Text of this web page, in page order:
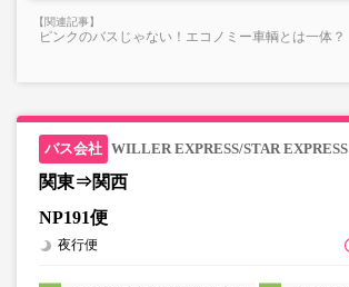
ピンクのバスじゃない！エコノミー車輌とは一体？
WILLER EXPRESS/STAR EXPRESS
関東⇒関西
NP191便
夜行便